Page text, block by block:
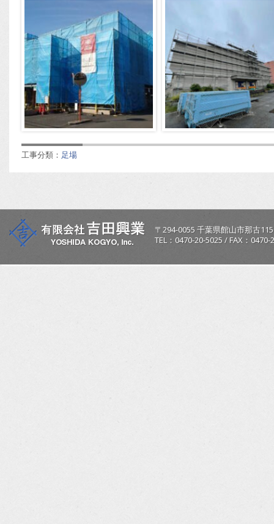
工事分類： 足場
〒294-0055千葉県館山市那古
TEL： 0470-20-5025/ FAX：0470-